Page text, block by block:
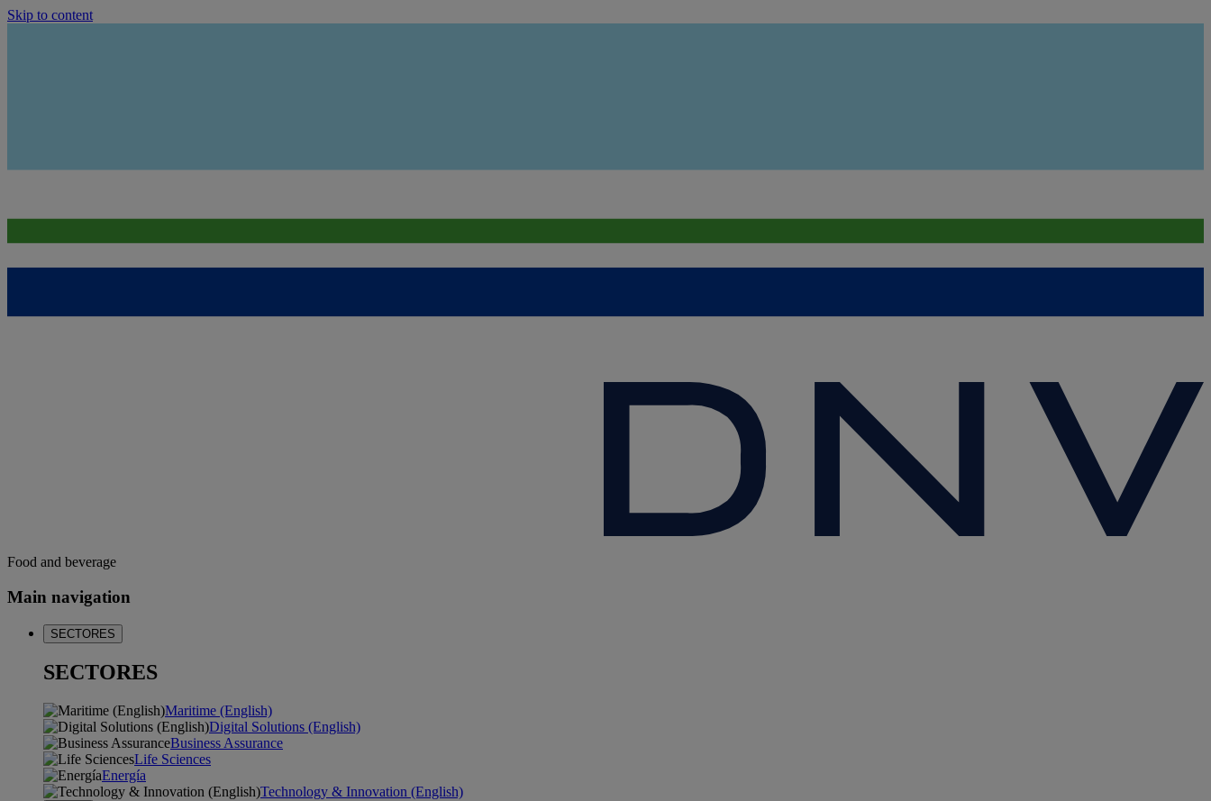
Skip to content
Food and beverage
Main navigation
SECTORES
SECTORES
Maritime (English)
Digital Solutions (English)
Business Assurance
Life Sciences
Energía
Technology & Innovation (English)